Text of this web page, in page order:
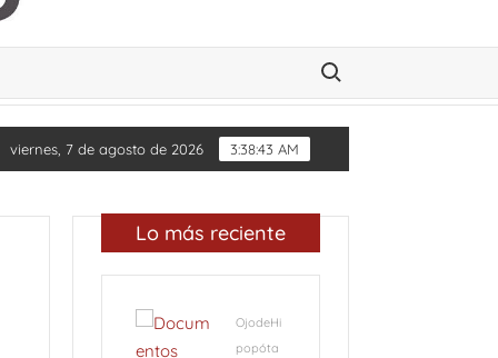
Buscar:
viernes, 7 de agosto de 2026 3:38:44 AM
Lo más reciente
OjodeHi
popóta